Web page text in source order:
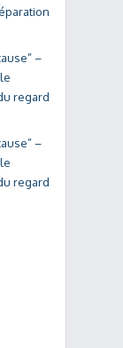
–
regard
–
regard